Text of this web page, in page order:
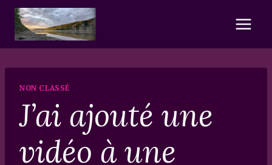
Skip
content
NON CLASSÉ
J’ai ajouté une
vidéo à une